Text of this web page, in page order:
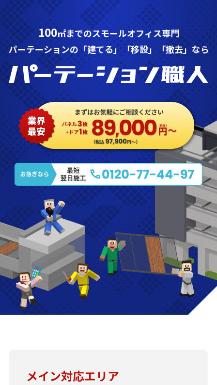
100㎡までのスモールオフィス専門
パーテーションの「建てる」「移設」「撤去」なら
メイン対応エリア